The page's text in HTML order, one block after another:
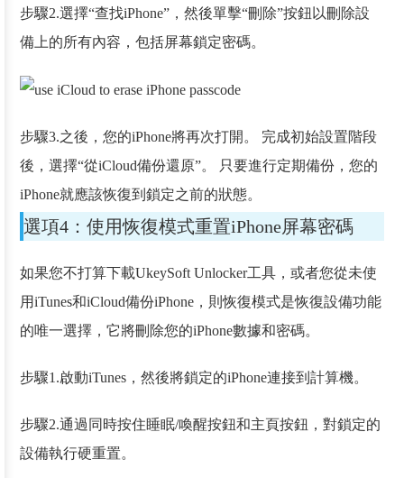
步驟2.選擇“查找iPhone”，然後單擊“刪除”按鈕以刪除設
備上的所有內容，包括屏幕鎖定密碼。
步驟3.之後，您的iPhone將再次打開。 完成初始設置階段
後，選擇“從iCloud備份還原”。 只要進行定期備份，您的
iPhone就應該恢復到鎖定之前的狀態。
選項4：使用恢復模式重置iPhone屏幕密碼
如果您不打算下載UkeySoft Unlocker工具，或者您從未使
用iTunes和iCloud備份iPhone，則恢復模式是恢復設備功能
的唯一選擇，它將刪除您的iPhone數據和密碼。
步驟1.啟動iTunes，然後將鎖定的iPhone連接到計算機。
步驟2.通過同時按住睡眠/喚醒按鈕和主頁按鈕，對鎖定的
設備執行硬重置。